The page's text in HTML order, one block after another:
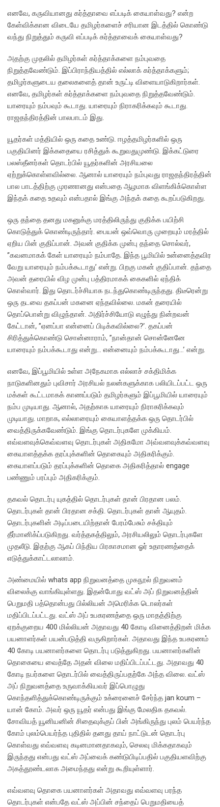
எனவே, கருவியானது கர்த்தாவை எப்படிக் கையாள்வது? என்ற
கேள்விக்கான விடையே தமிழர்களைச் சரியான இடத்தில் கொண்டு
வந்து நிறுத்தும் கருவி எப்படிக் கர்த்தாவைக் கையாள்வது?
அதற்கு முதலில் தமிழர்கள் கர்த்தாக்களை நம்புவதை
நிறுத்தவேண்டும். இப்பிராந்தியத்தில் எல்லாக் கர்த்தாக்களும்;
தமிழர்களுடைய தலைகளைத் தான் உருட்டி விளையாடுகிறார்கள்.
எனவே, தமிழர்கள் கர்த்தாக்களை நம்புவதை நிறுத்தவேண்டும்.
யாரையும் நம்பவும் கூடாது. யாரையும் நிராகரிக்கவும் கூடாது.
ராஜதந்திரத்தின் பாலபாடம் இது.
யூதர்கள் மத்தியில் ஒரு கதை உண்டு. ஈழத்தமிழர்களில் ஒரு
பகுதியினர் இக்கதையை ரசித்துக் கூறுவதுமுண்டு. இக்கட்டுரை
பலஸ்தீனர்கள் தொடர்பில் யூதர்களின் அரசியலை
ஏற்றுக்கொள்ளவில்லை. ஆனால் யாரையும் நம்புவது ராஜதந்திரத்தின்
பால பாடத்திற்கு முரணானது என்பதை ஆழமாக விளங்கிக்கொள்ள
இந்தக் கதை உதவும் என்பதால் இங்கு அந்தக் கதை கூறப்படுகிறது.
ஒரு தந்தை தனது மகனுக்கு மரத்திலிருந்து குதிக்க பயிற்சி
கொடுத்துக் கொண்டிருந்தார். பையன் ஒவ்வொரு முறையும் மரத்தில்
ஏறிய பின் குதிப்பான். அவன் குதிக்க முன்பு தந்தை சொல்வர்,
”கவனமாகக் கேள் யாரையும் நம்பாதே. இந்த பூமியில் உன்னைத்தவிர
வேறு யாரையும் நம்பக்கூடாது’ என்று. பிறகு மகன் குதிப்பான். தந்தை
அவன் தரையில் விழ முன்பு பத்திரமாகக் கைகளில் ஏந்திக்
கொள்வார். இது தொடர்ச்சியாக நடந்துகொண்டிருந்தது. திடீரென்று
ஒரு தடவை தகப்பன் மகனை ஏந்தவில்லை. மகன் தரையில்
தொப்பொன்று விழுந்தான். அதிர்ச்சியோடு எழுந்து நின்றவன்
கேட்டான், ”ஏனப்பா என்னைப் பிடிக்கவில்லை?’. தகப்பன்
சிரித்துக்கொண்டு சொன்னாராம், ”நான்தான் சொன்னேனே
யாரையும் நம்பக்கூடாது என்று… என்னையும் நம்பக்கூடாது…’ என்று.
எனவே, இப்பூமியில் உள்ள அநேகமாக எல்லாச் சக்திமிக்க
நாடுகளினதும் புவிசார் அரசியல் நலன்களுக்காக பலியிடப்பட்ட ஒரு
மக்கள் கூட்டமாகக் காணப்படும் தமிழர்களும் இப்பூமியில் யாரையும்
நம்ப முடியாது. ஆனால், அதற்காக யாரையும் நிராகரிக்கவும்
முடியாது. மாறாக, எல்லாரையும் கையாளத்தக்க ஒரு தொடர்பில்
வைத்திருக்கவேண்டும். இங்கு தொடர்புகளே முக்கியம்.
எவ்வளவுக்கெவ்வளவு தொடர்புகள் அதிகமோ அவ்வளவுக்கவ்வளவு
கையாளத்தக்க தரப்புக்களின் தொகையும் அதிகரிக்கும்.
கையாளப்படும் தரப்புக்களின் தொகை அதிகரித்தால் engage
பண்ணும் பரப்பும் அதிகரிக்கும்.
தகவல் தொடர்பு யுகத்தில் தொடர்புகள் தான் பிரதான பலம்.
தொடர்புகள் தான் பிரதான சக்தி. தொடர்புகள் தான் ஆயுதம்.
தொடர்புகளின் அடிப்படையிற்தான் பேரம்பேசும் சக்தியும்
தீர்மானிக்ப்படுகிறது. வர்த்தகத்திலும், அரசியலிலும் தொடர்புகளே
முதலீடு. இதற்கு ஆகப் பிந்திய பிரகாசமான ஓர் உதாரணத்தைக்
எடுத்துக்காட்டலாலாம்.
அண்மையில் whats app நிறுவனத்தை முகநூல் நிறுவனம்
விலைக்கு வாங்கியுள்ளது. இதன்போது வட்ஸ் அப் நிறுவனத்தின்
பெறுமதி பத்தொன்பது பில்லியன் அமெரிக்க டொலர்கள்
மதிப்பிடப்பட்டது. வட்ஸ் அப் உபகரணத்தை ஒரு மாதத்திற்கு
ஏறக்குறைய 400 மில்லியன் அதாவது 40 கோடி வினைத்திறன் மிக்க
பயனாளர்கள் பயன்படுத்தி வருகிறார்கள். அதாவது இந்த உபகரணம்
40 கோடி பயனாளர்களை தொடர்பு படுத்துகிறது. பயனாளர்களின்
தொகையை வைத்தே அதன் விலை மதிப்பிடப்பட்டது. அதாவது 40
கோடி நபர்களை தொடர்பில் வைத்திருப்பதற்கே அந்த விலை. வட்ஸ்
அப் நிறுவனத்தை உருவாக்கியவர் இப்பொழுது
கொந்தளித்துக்கொண்டிருக்கும் உக்ரைனைச் சேர்ந்த jan koum –
யான் கோம். அவர் ஒரு யூதர் என்பது இங்கு மேலதிக தகவல்.
சோவியத் யூனியனின் சிதைவுக்குப் பின் அங்கிருந்து புலம் பெயர்ந்த
கோம் புலம்பெயர்ந்த புதிதில் தனது தாய் நாட்டுடன் தொடர்பு
கொள்வது எவ்வளவு கடினமானதாகவும், செலவு மிக்கதாகவும்
இருந்தது என்பது வட்ஸ் அப்வைக் கண்டுபிடிப்பதில் பகுதியளவிற்கு
அகத்தூண்டலாக அமைந்தது என்று கூறியுள்ளார்.
எவ்வளவு தொகை பயனாளர்கள் அதாவது எவ்வளவு பரந்த
தொடர்புகள் என்பதே வட்ஸ் அப்பின் சந்தைப் பெறுமதியைத்